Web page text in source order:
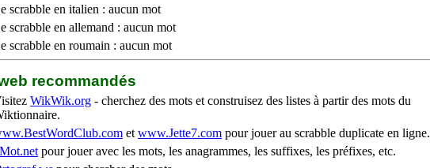
scrabble en italien : aucun mot
scrabble en allemand : aucun mot
scrabble en roumain : aucun mot
recommandés
WikWik.org - cherchez des mots et construisez des listes à partir des mots du
et www.Jette7.com pour jouer au scrabble duplicate en ligne.
pour jouer avec les mots, les anagrammes, les suffixes, les préfixes, etc.